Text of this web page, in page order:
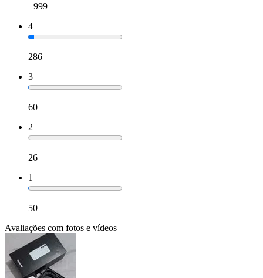
+999
4
286
3
60
2
26
1
50
Avaliações com fotos e vídeos